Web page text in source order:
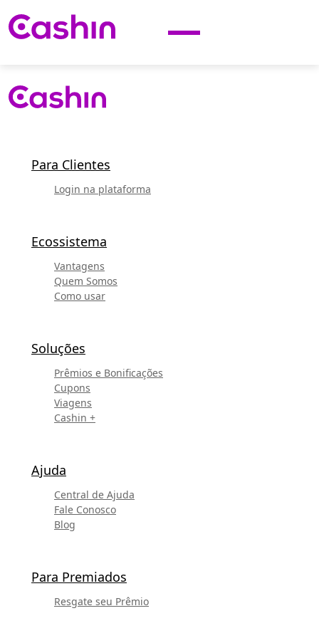
Ecossistema
Vantagens
Quem Somos
Como usar
Soluções
Prêmios e Bonificações
Cupons
Viagens
Cashin +
Ajuda
Central de Ajuda
Fale Conosco
Blog
Para Clientes
Login na plataforma
Para Premiados
Resgate seu Prêmio